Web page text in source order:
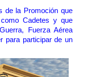
de la Promoción que
Cadetes y que
Fuerza Aérea
para participar de un